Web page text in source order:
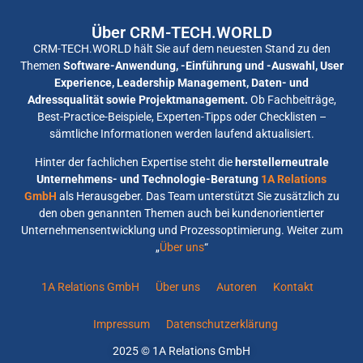
Über CRM-TECH.WORLD
CRM-TECH.WORLD hält Sie auf dem neuesten Stand zu den
Themen Software-Anwendung, -Einführung und -Auswahl, User
Experience, Leadership Management, Daten- und
Adressqualität sowie Projektmanagement. Ob Fachbeiträge,
Best-Practice-Beispiele, Experten-Tipps oder Checklisten –
sämtliche Informationen werden laufend aktualisiert.
Hinter der fachlichen Expertise steht die herstellerneutrale
Unternehmens- und Technologie-Beratung 1A Relations
GmbH als Herausgeber. Das Team unterstützt Sie zusätzlich zu
den oben genannten Themen auch bei kundenorientierter
Unternehmensentwicklung und Prozessoptimierung. Weiter zum
„Über uns“
1A Relations GmbH Über uns Autoren Kontakt
Impressum Datenschutzerklärung
2025 © 1A Relations GmbH